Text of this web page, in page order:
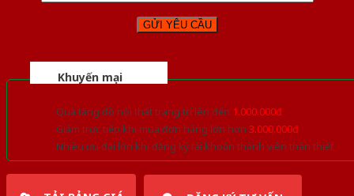
Khuyến mại
Quà tặng đồ nội thất trang trí lên đến 1.000.000đ
Giảm trực tiếp khi mua đơn hàng lớn hơn 3.000.000đ
Nhiều ưu đãi lớn khi đăng ký tài khoản thành viên thân thiết